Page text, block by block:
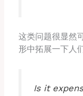
这类问题很显然
形中拓展一下人
Is it